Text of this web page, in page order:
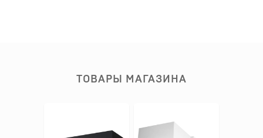
ТОВАРЫ МАГАЗИНА